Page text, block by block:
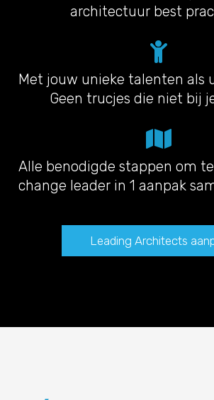
architectuur best
Met jouw unieke talenten als
Geen trucjes die niet bij
Alle benodigde stappen om
change leader in 1 aanpak
Leading Architects